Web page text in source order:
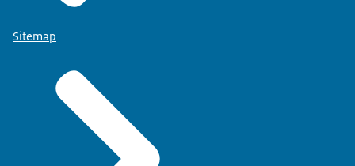
Sitemap